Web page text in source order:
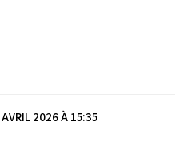
2026 À 15:35